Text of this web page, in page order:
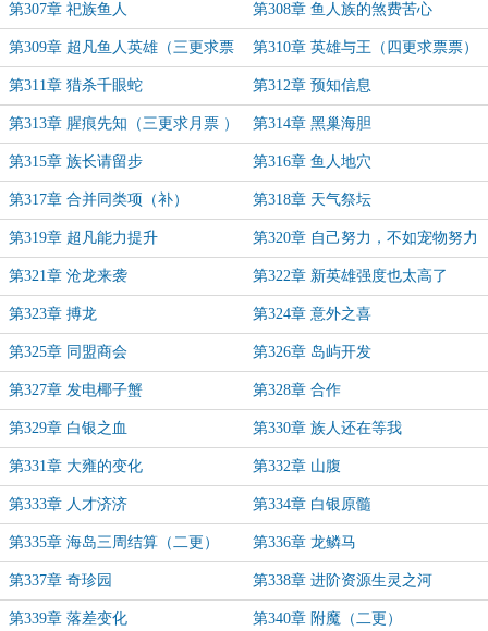
第307章 祀族鱼人 第308章 鱼人族的煞费苦心
第309章 超凡鱼人英雄（三更求票
票）
第310章 英雄与王（四更求票票）
第311章 猎杀千眼蛇 第312章 预知信息
第313章 腥痕先知（三更求月票 ） 第314章 黑巢海胆
第315章 族长请留步 第316章 鱼人地穴
第317章 合并同类项（补） 第318章 天气祭坛
第319章 超凡能力提升 第320章 自己努力，不如宠物努力
第321章 沧龙来袭 第322章 新英雄强度也太高了
第323章 搏龙 第324章 意外之喜
第325章 同盟商会 第326章 岛屿开发
第327章 发电椰子蟹 第328章 合作
第329章 白银之血 第330章 族人还在等我
第331章 大雍的变化 第332章 山腹
第333章 人才济济 第334章 白银原髓
第335章 海岛三周结算（二更） 第336章 龙鳞马
第337章 奇珍园 第338章 进阶资源生灵之河
第339章 落差变化 第340章 附魔（二更）